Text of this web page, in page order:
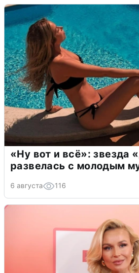
«Ну вот и всё»: звезда
развелась с молодым
6 августа 116